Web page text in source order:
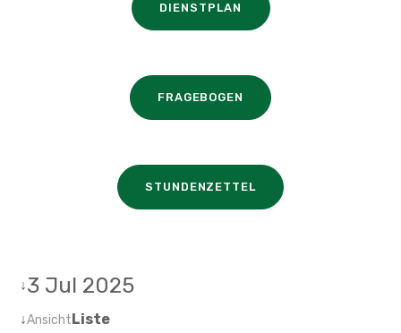
DIENSTPLAN
FRAGEBOGEN
STUNDENZETTEL
↓3 Jul 2025
↓AnsichtListe